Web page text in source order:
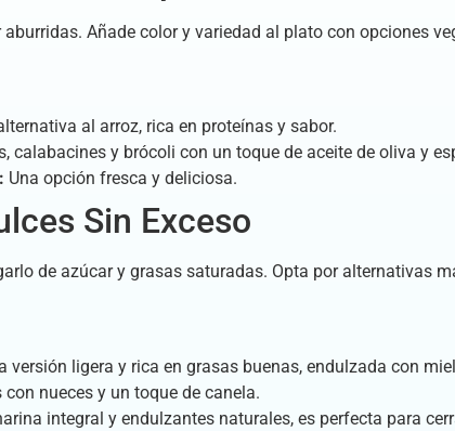
Añade color y variedad al plato con opciones
al arroz, rica en proteínas y sabor.
calabacines y brócoli con un toque de aceite de oliva y
Una opción fresca y deliciosa.
Sin Exceso
de azúcar y grasas saturadas. Opta por alternativas
versión ligera y rica en grasas buenas, endulzada con
con nueces y un toque de canela.
integral y endulzantes naturales, es perfecta para